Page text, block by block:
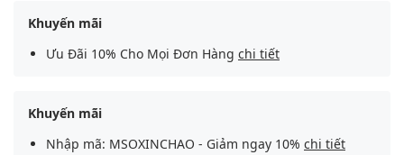
Khuyến mãi
Ưu Đãi 10% Cho Mọi Đơn Hàng chi tiết
Khuyến mãi
Nhập mã: MSOXINCHAO - Giảm ngay 10% chi tiết